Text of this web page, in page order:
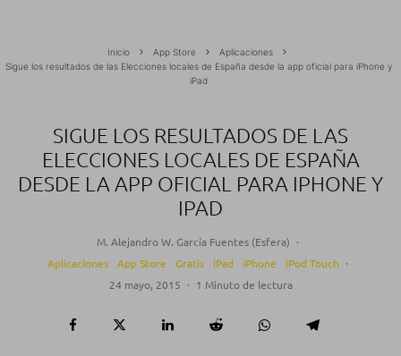
Inicio App Store
Aplicaciones
Sigue los resultados de las Elecciones locales de España desde la app oficial para iPhone y
iPad
SIGUE LOS RESULTADOS DE LAS
ELECCIONES LOCALES DE ESPAÑA
DESDE LA APP OFICIAL PARA IPHONE Y
IPAD
M. Alejandro W. García Fuentes (Esfera) ·
Aplicaciones
App Store Gratis iPad iPhone iPod Touch ·
24 mayo, 2015 · 1 Minuto de lectura